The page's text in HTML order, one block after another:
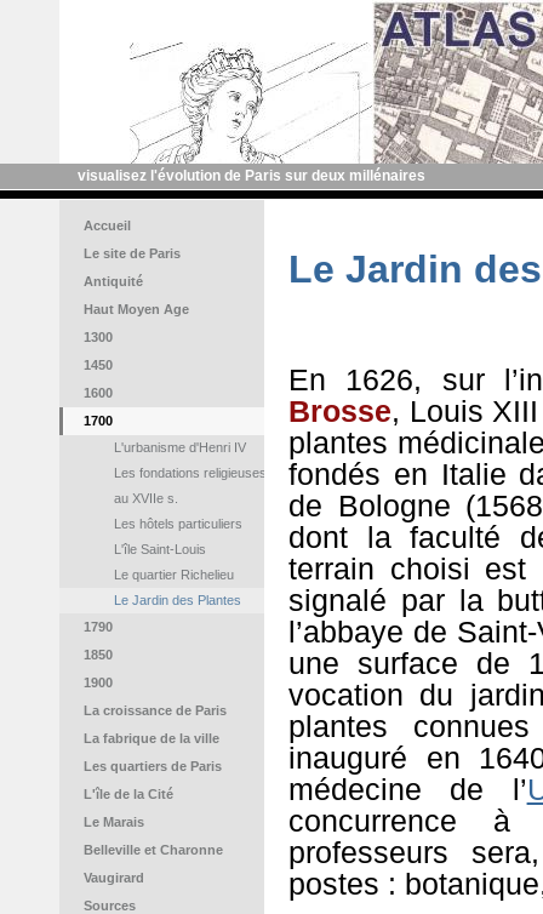
visualisez l'évolution de Paris sur deux millénaires
Accueil
Le site de Paris
Antiquité
Haut Moyen Age
1300
1450
1600
1700
L'urbanisme d'Henri IV
Les fondations religieuses
au XVIIe s.
Les hôtels particuliers
L'île Saint-Louis
Le quartier Richelieu
Le Jardin des Plantes
1790
1850
1900
La croissance de Paris
La fabrique de la ville
Les quartiers de Paris
L'île de la Cité
Le Marais
Belleville et Charonne
Vaugirard
Sources
Le Jardin
En 1626, sur
Brosse, Louis
plantes
fondés en Italie
de Bologne
dont la faculté
terrain choisi est
signalé par la
l’abbaye de
une surface de
vocation du
plantes
inauguré en
médecine de l’
concurrence
professeurs
postes :